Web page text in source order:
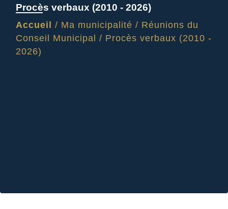
Procès verbaux (2010 - 2026)
Accueil / Ma municipalité / Réunions du
Conseil Municipal / Procès verbaux (2010 -
2026)